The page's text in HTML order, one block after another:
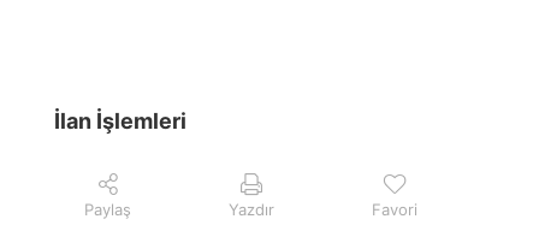
İlan İşlemleri
Paylaş Yazdır Favori